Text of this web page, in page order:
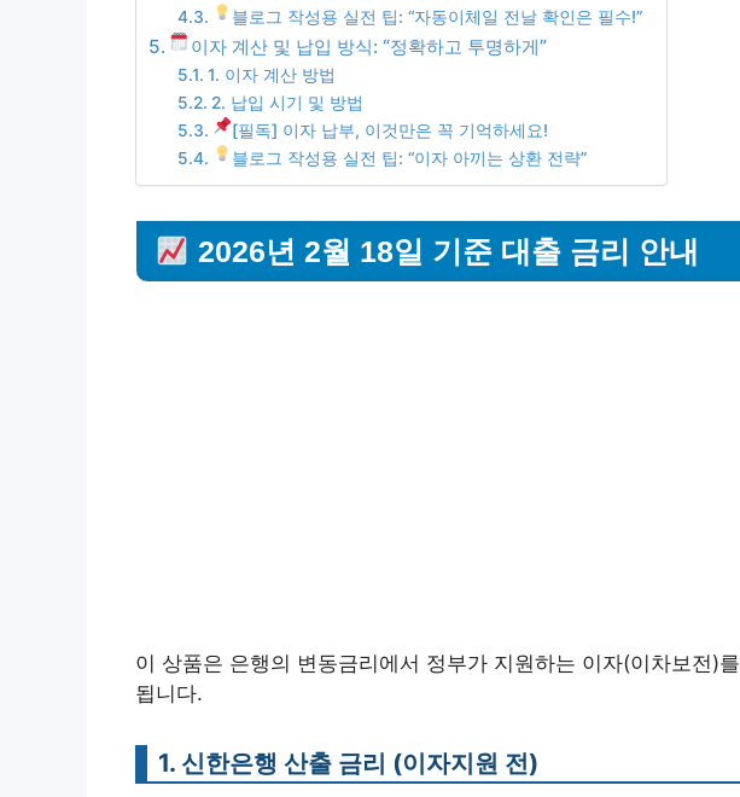
블로그 작성용 실전 팁: “자동이체일 전날 확인은 필수!”
이자 계산 및 납입 방식: “정확하고 투명하게”
1. 이자 계산 방법
2. 납입 시기 및 방법
[필독] 이자 납부, 이것만은 꼭 기억하세요!
블로그 작성용 실전 팁: “이자 아끼는 상환 전략”
2026년 2월 18일 기준 대출 금리 안내
이 상품은 은행의 변동금리에서 정부가 지원하는 이자(이차보전)
됩니다.
1. 신한은행 산출 금리 (이자지원 전)